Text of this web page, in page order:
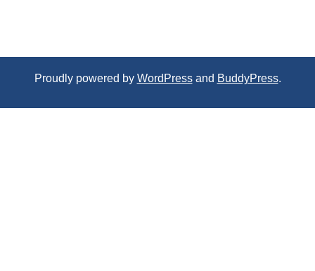
Proudly powered by WordPressand BuddyPress.